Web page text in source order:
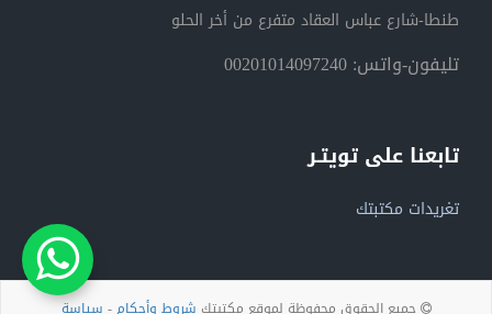
طنطا-شارع عباس العقاد متفرع من أخر الحلو
تليفون-واتس: 00201014097240
تابعنا على تويتـر
تغريدات مكتبتك
جميع الحقوق محفوظة لموقع مكتبتك شروط وأحكام- سياسة